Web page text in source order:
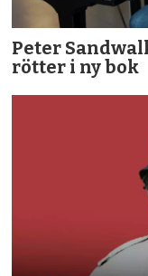
Peter
rötter i ny bok